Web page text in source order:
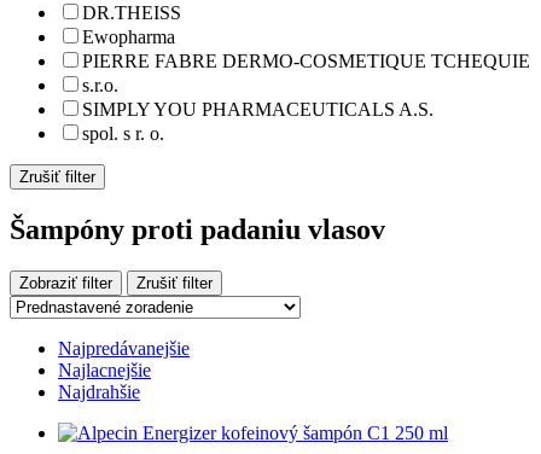
DR.THEISS
Ewopharma
PIERRE FABRE DERMO-COSMETIQUE TCHEQUIE
s.r.o.
SIMPLY YOU PHARMACEUTICALS A.S.
spol. s r. o.
Zrušiť filter
Šampóny proti padaniu vlasov
Zobraziť filter Zrušiť filter
Najpredávanejšie
Najlacnejšie
Najdrahšie